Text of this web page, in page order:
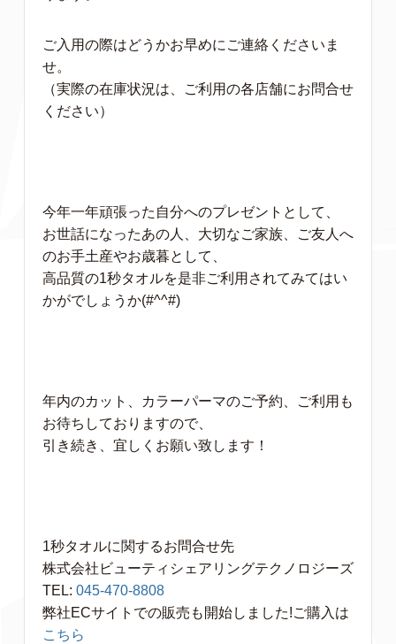
ご入用の際はどうかお早めにご連絡くださいま
せ。
（実際の在庫状況は、ご利用の各店舗にお問合せ
ください）
今年一年頑張った自分へのプレゼントとして、
お世話になったあの人、大切なご家族、ご友人へ
のお手土産やお歳暮として、
高品質の1秒タオルを是非ご利用されてみてはい
かがでしょうか(#^^#)
年内のカット、カラーパーマのご予約、ご利用も
お待ちしておりますので、
引き続き、宜しくお願い致します！
1秒タオルに関するお問合せ先
株式会社ビューティシェアリングテクノロジーズ
TEL: 045-470-8808
弊社ECサイトでの販売も開始しました!ご購入は
こちら